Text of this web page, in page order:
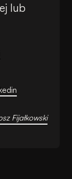
lub
Fijałkowski